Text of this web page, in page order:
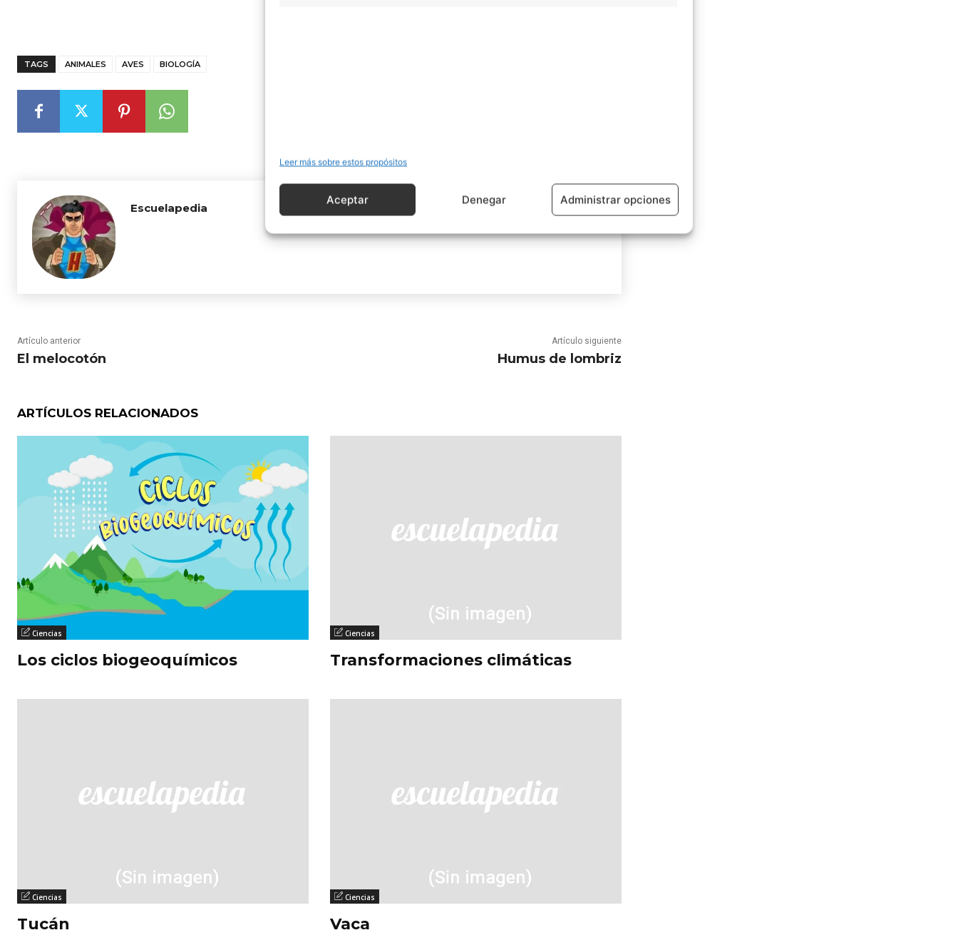
Leer más sobre estos propósitos
Aceptar Denegar Administrar opciones
TAGS ANIMALES AVES BIOLOGÍA
Escuelapedia
Artículo anterior
El melocotón
Artículo siguiente
Humus de lombriz
ARTÍCULOS RELACIONADOS
Ciencias
Los ciclos biogeoquímicos
Ciencias
Transformaciones climáticas
Ciencias
Tucán
Ciencias
Vaca